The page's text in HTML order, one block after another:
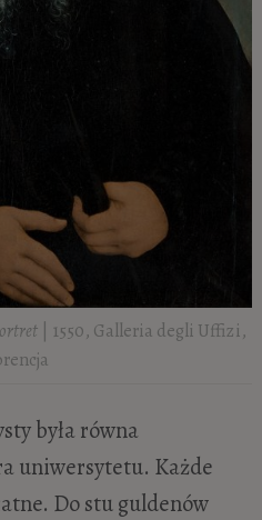
| 1550, Galleria degli Uffizi,
była równa
uniwersytetu. Każde
Do stu guldenów